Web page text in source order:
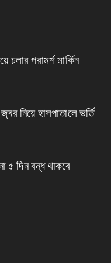
ও পথ অবরোধে সামিল
বোর্ড গঠন করলো
এলপিজি গ্যাস
পরামর্শ মার্কিন
নিয়ে হাসপাতালে ভর্তি
৫ দিন বন্ধ থাকবে